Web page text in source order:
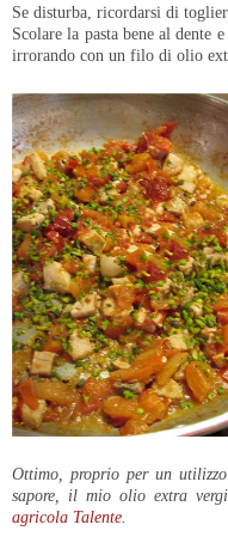
Se disturba, ricordarsi di
Scolare la pasta bene al dente
irrorando con un filo di olio
Ottimo, proprio per un
sapore, il mio olio extra
agricola Talente